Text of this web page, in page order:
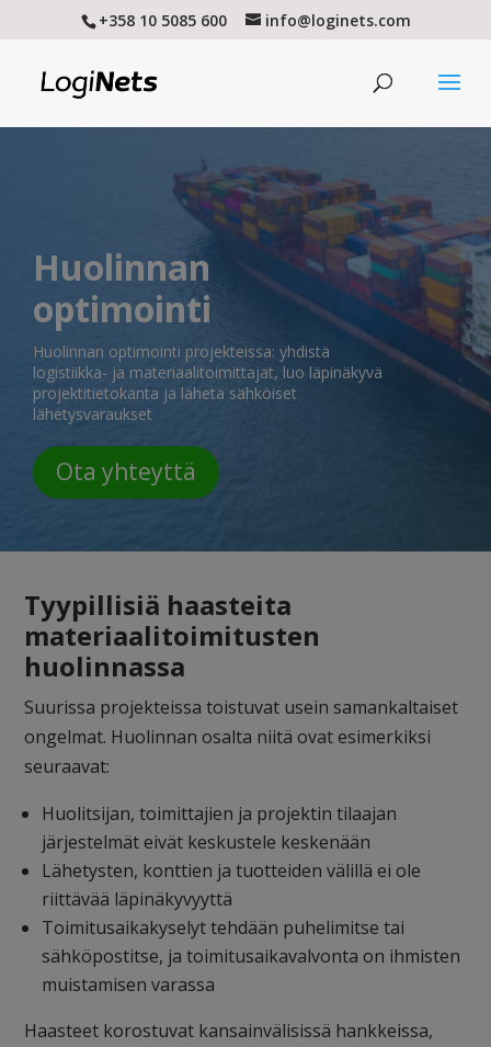
+358 10 5085 600 info@loginets.com
Huolinnan
optimointi
Huolinnan optimointi projekteissa: yhdistä
logistiikka- ja materiaalitoimittajat, luo läpinäkyvä
projektitietokanta ja lähetä sähköiset
lähetysvaraukset
Ota yhteyttä
Tyypillisiä haasteita
materiaalitoimitusten
huolinnassa
Suurissa projekteissa toistuvat usein samankaltaiset
ongelmat. Huolinnan osalta niitä ovat esimerkiksi
seuraavat:
Huolitsijan, toimittajien ja projektin tilaajan
järjestelmät eivät keskustele keskenään
Lähetysten, konttien ja tuotteiden välillä ei ole
riittävää läpinäkyvyyttä
Toimitusaikakyselyt tehdään puhelimitse tai
sähköpostitse, ja toimitusaikavalvonta on ihmisten
muistamisen varassa
Haasteet korostuvat kansainvälisissä hankkeissa,